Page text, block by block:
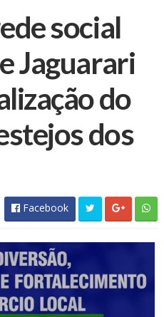
social
Jaguarari
do
dos
Facebook